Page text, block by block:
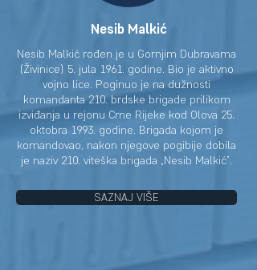
Nesib Malkić
Nesib Malkić rođen je u Gornjim Dubravama
(Živinice) 5. jula 1961. godine. Bio je aktivno
vojno lice. Poginuo je na dužnosti
komandanta 210. brdske brigade prilikom
izviđanja u rejonu Crne Rijeke kod Olova 25.
oktobra 1993. godine. Brigada kojom je
komandovao, nakon njegove pogibije dobila
je naziv 210. viteška brigada „Nesib Malkić”.
SAZNAJ VIŠE